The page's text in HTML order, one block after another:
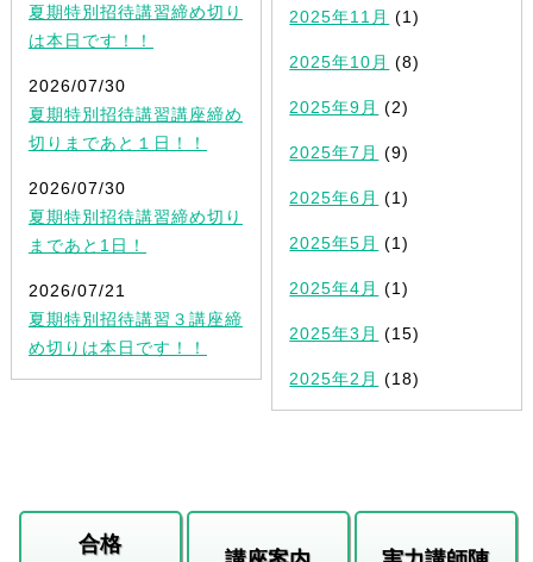
夏期特別招待講習締め切り
は本日です！！
2026/07/30
夏期特別招待講習講座締め
切りまであと１日！！
2026/07/30
夏期特別招待講習締め切り
まであと1日！
2026/07/21
夏期特別招待講習３講座締
め切りは本日です！！
2025年11月 (1)
2025年10月 (8)
2025年9月 (2)
2025年7月 (9)
2025年6月 (1)
2025年5月 (1)
2025年4月 (1)
2025年3月 (15)
2025年2月 (18)
合格